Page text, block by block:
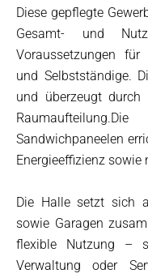
Diese gepflegte
Gesamt- und
Voraussetzungen für
und Selbstständige.
und überzeugt
Sandwichpaneelen
Energieeffizienz sowie
Die Halle setzt sich
sowie Garagen
flexible Nutzung –
Verwaltung oder